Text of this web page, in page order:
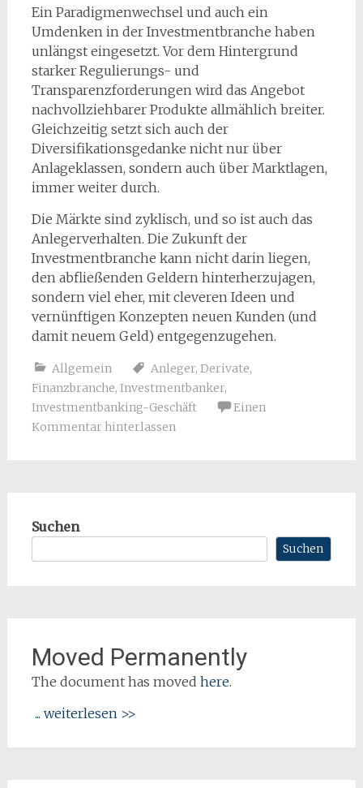
Ein Paradigmenwechsel und auch ein
Umdenken in der Investmentbranche haben
unlängst eingesetzt. Vor dem Hintergrund
starker Regulierungs- und
Transparenzforderungen wird das Angebot
nachvollziehbarer Produkte allmählich breiter.
Gleichzeitig setzt sich auch der
Diversifikationsgedanke nicht nur über
Anlageklassen, sondern auch über Marktlagen,
immer weiter durch.
Die Märkte sind zyklisch, und so ist auch das
Anlegerverhalten. Die Zukunft der
Investmentbranche kann nicht darin liegen,
den abfließenden Geldern hinterherzujagen,
sondern viel eher, mit cleveren Ideen und
vernünftigen Konzepten neuen Kunden (und
damit neuem Geld) entgegenzugehen.
Allgemein Anleger, Derivate,
Finanzbranche, Investmentbanker,
Investmentbanking-Geschäft
Einen
Kommentar hinterlassen
Suchen
Suchen
Moved Permanently
The document has moved here.
... weiterlesen >>